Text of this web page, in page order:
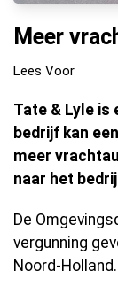
Meer
Lees Voor
Tate & Lyle is
bedrijf kan
meer
naar het
De
vergunning
Noord-Holland.